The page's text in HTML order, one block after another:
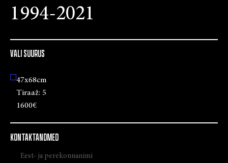
1994-2021
VALI SUURUS
47x68cm
Tiraaž: 5
1600€
KONTAKTANDMED